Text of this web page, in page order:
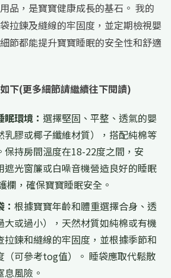
品，是寶寶健康成長的基石。 我的
拉鍊及縫線的牢固度，並定期檢視嬰
節都能提升寶寶睡眠的安全性和舒適
下(更多細節請繼續往下閱讀)
環境： 選擇堅固、平整、透氣的嬰
乳膠或椰子纖維材質），搭配純棉等
保持房間溫度在18-22度之間，安
遮光窗簾或白噪音機營造良好的睡眠
欄，確保寶寶睡眠安全。
根據寶寶年齡和體重選擇合身、透
大或過小），天然材質如純棉或有機
拉鍊和縫線的牢固度，並根據季節和
（可參考tog值）。 睡袋應取代鬆散
風險。